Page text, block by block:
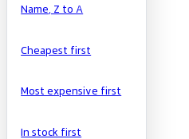
Name, Z to A
Cheapest first
Most expensive first
In stock first